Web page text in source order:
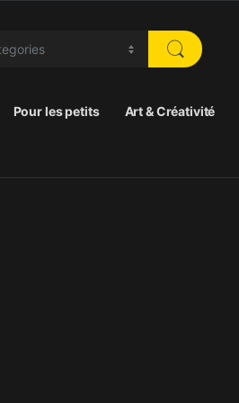
Pour les petits Art & Créativité